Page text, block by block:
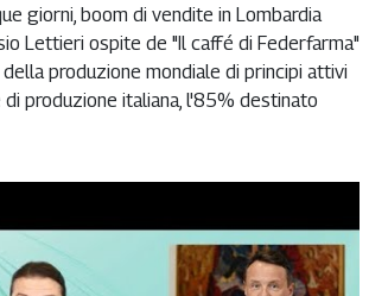
giorni, boom di vendite in Lombardia
Lettieri ospite de "Il caffé di Federfarma"
della produzione mondiale di principi attivi
produzione italiana, l'85% destinato